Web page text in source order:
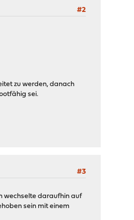
#2
zu werden, danach
sei.
#3
wechselte daraufhin auf
sein mit einem